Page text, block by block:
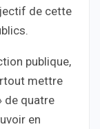
de cette
publique,
mettre
de quatre
en